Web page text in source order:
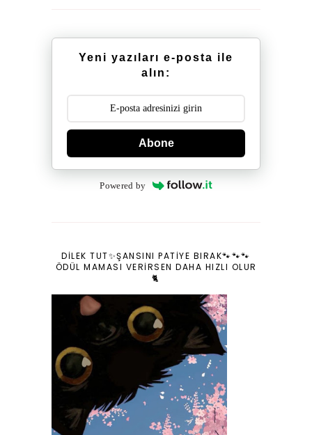
Yeni yazıları e-posta ile
alın:
Abone
Powered by
DILEK TUT✨ŞANSINI PATIYE BIRAK🐾🐾🐾
ÖDÜL MAMASI VERIRSEN DAHA HIZLI OLUR
🐈